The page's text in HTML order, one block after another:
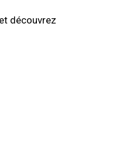
découvrez